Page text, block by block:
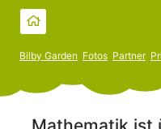
Bilby Garden Fotos Partner